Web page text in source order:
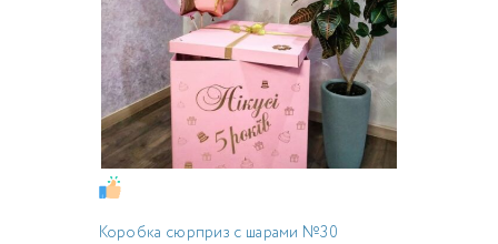
Коробка сюрприз с шарами №30